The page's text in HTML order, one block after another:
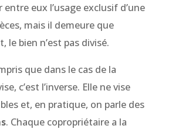
entre eux l’usage exclusif d’une
mais il demeure que
le bien n’est pas divisé.
que dans le cas de la
c’est l’inverse. Elle ne vise
et, en pratique, on parle des
. Chaque copropriétaire a la